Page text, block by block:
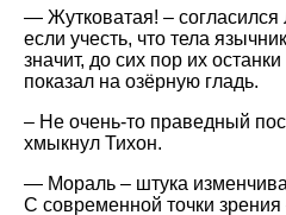
— Жутковатая! –
если учесть, что тела
значит, до сих пор их
показал на озёрную гладь.
– Не очень-то праведный
хмыкнул Тихон.
— Мораль – штука
С современной точки